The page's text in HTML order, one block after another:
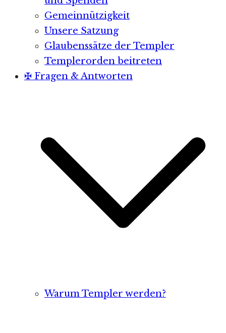
Gemeinnützigkeit
Unsere Satzung
Glaubenssätze der Templer
Templerorden beitreten
✠ Fragen & Antworten
Warum Templer werden?